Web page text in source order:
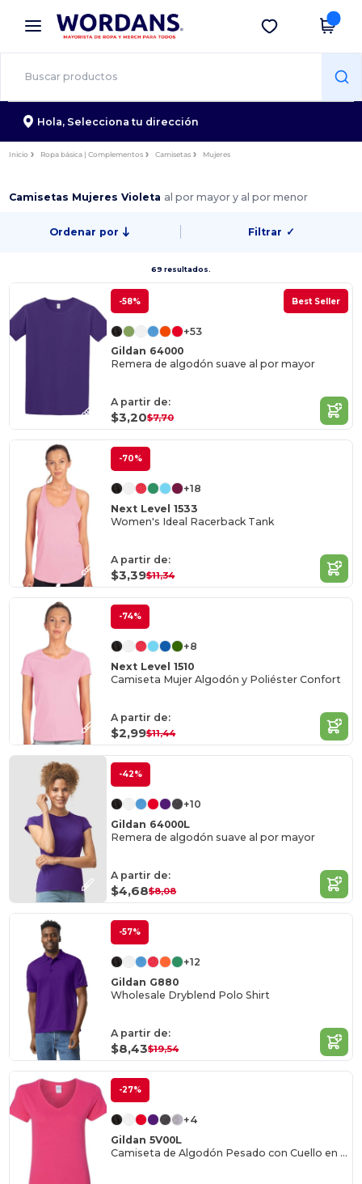
× App de Wordans
¡Mejores precios en app!
Descargar app
Hola, Selecciona tu dirección
Inicio Ropa básica | Complementos Camisetas Mujeres
Camisetas Mujeres Violeta al por mayor y al por menor
Ordenar por Filtrar ✓
69 resultados.
-58% Best Seller
+53
Gildan 64000
Remera de algodón suave al por mayor
A partir de:
$3,20$7,70
-70%
+18
Next Level 1533
Women's Ideal Racerback Tank
A partir de:
$3,39$11,34
-74%
+8
Next Level 1510
Camiseta Mujer Algodón y Poliéster Confort
A partir de:
$2,99$11,44
-42%
+10
Gildan 64000L
Remera de algodón suave al por mayor
A partir de:
$4,68$8,08
-57%
+12
Gildan G880
Wholesale Dryblend Polo Shirt
A partir de:
$8,43$19,54
-27%
+4
Gildan 5V00L
Camiseta de Algodón Pesado con Cuello en V para Mujer